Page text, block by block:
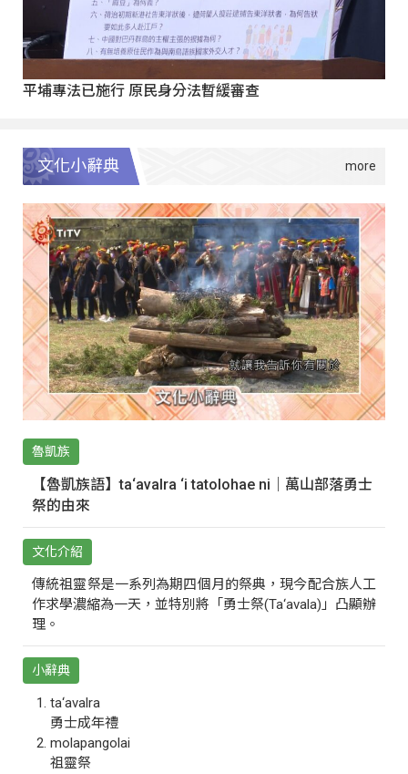
平埔專法已施行 原民身分法暫緩審查
文化小辭典
魯凱族
【魯凱族語】ta‘avalra ‘i tatolohae ni｜萬山部落勇士
祭的由來
文化介紹
傳統祖靈祭是一系列為期四個月的祭典，現今配合族人工
作求學濃縮為一天，並特別將「勇士祭(Ta‘avala)」凸顯辦
理。
小辭典
ta‘avalra
勇士成年禮
molapangolai
祖靈祭